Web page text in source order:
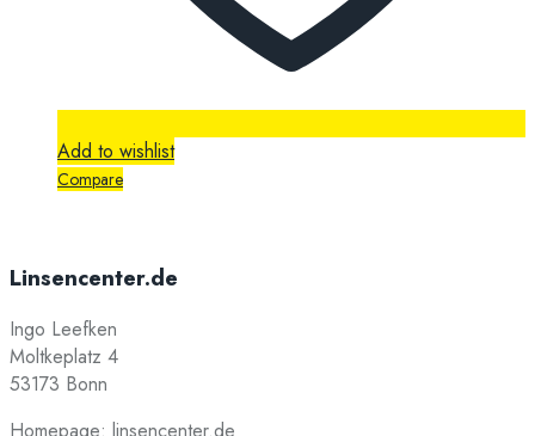
Add to wishlist
Compare
Linsencenter.de
Ingo Leefken
Moltkeplatz 4
53173 Bonn